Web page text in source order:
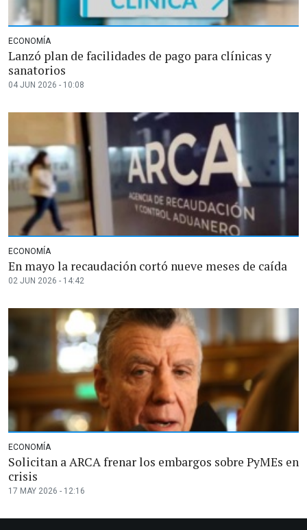
ECONOMÍA
Lanzó plan de facilidades de pago para clínicas y
sanatorios
04 JUN 2026 - 10:08
ECONOMÍA
En mayo la recaudación cortó nueve meses de caída
02 JUN 2026 - 14:42
ECONOMÍA
Solicitan a ARCA frenar los embargos sobre PyMEs en
crisis
17 MAY 2026 - 12:16